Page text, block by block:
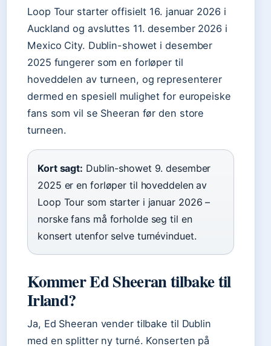
Loop Tour starter offisielt 16. januar 2026 i
Auckland og avsluttes 11. desember 2026 i
Mexico City. Dublin-showet i desember
2025 fungerer som en forløper til
hoveddelen av turneen, og representerer
dermed en spesiell mulighet for europeiske
fans som vil se Sheeran før den store
turneen.
Kort sagt: Dublin-showet 9. desember
2025 er en forløper til hoveddelen av
Loop Tour som starter i januar 2026 –
norske fans må forholde seg til en
konsert utenfor selve turnévinduet.
Kommer Ed Sheeran tilbake til
Irland?
Ja, Ed Sheeran vender tilbake til Dublin
med en splitter ny turné. Konserten på